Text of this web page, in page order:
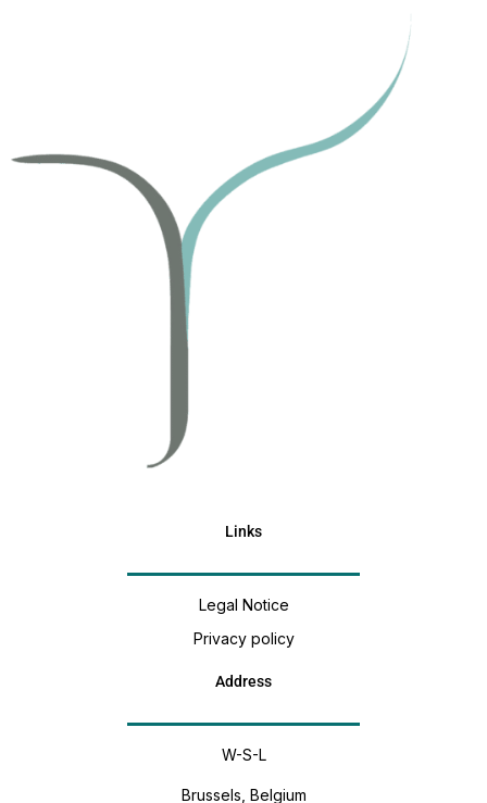
Links
Legal Notice
Privacy policy
Address
W-S-L
Brussels, Belgium